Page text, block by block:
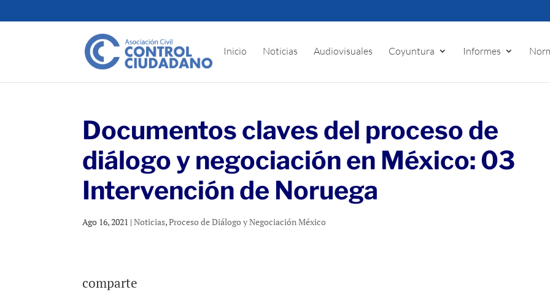
Inicio Noticias Audiovisuales Coyuntura Informes
Documentos claves del proceso de
diálogo y negociación en México: 03
Intervención de Noruega
Ago 16, 2021 |Noticias,Proceso de Diálogo y Negociación México
comparte